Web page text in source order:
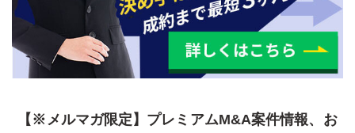
【※メルマガ限定】プレミアムM&A案件情報、お